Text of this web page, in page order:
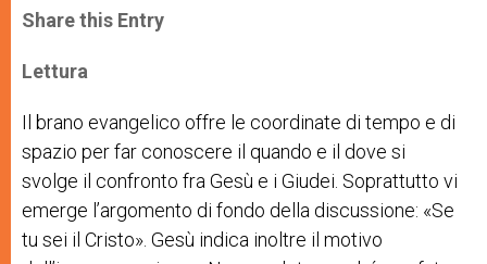
t
s
p
p
s
e
e
b
Share this Entry
Lettura
Il brano evangelico offre le coordinate di tempo e di
spazio per far conoscere il quando e il dove si
svolge il confronto fra Gesù e i Giudei. Soprattutto vi
emerge l’argomento di fondo della discussione: «Se
tu sei il Cristo». Gesù indica inoltre il motivo